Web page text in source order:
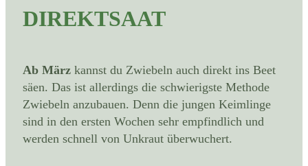
DIREKTSAAT
Ab März kannst du Zwiebeln auch direkt ins Beet
säen. Das ist allerdings die schwierigste Methode
Zwiebeln anzubauen. Denn die jungen Keimlinge
sind in den ersten Wochen sehr empfindlich und
werden schnell von Unkraut überwuchert.